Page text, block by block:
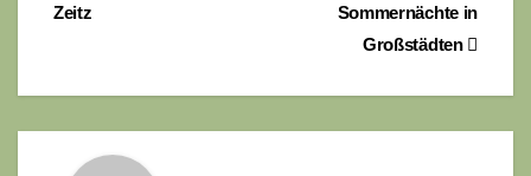
Sommernächte in
Großstädten
Zeitz